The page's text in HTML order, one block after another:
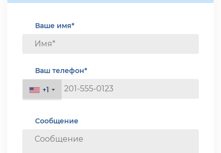
Ваше имя*
Ваш телефон*
+1
+1
Сообщение